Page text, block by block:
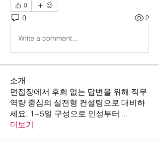
0
0 2
Write a comment...
소개
면접장에서 후회 없는 답변을 위해 직무
역량 중심의 실전형 컨설팅으로 대비하
세요. 1~5일 구성으로 인성부터 ...
더보기